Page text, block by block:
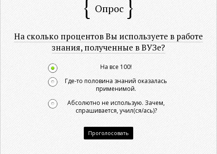
Опрос
На сколько процентов Вы используете в работе
знания, полученные в ВУЗе?
На все 100!
Где-то половина знаний оказалась
применимой.
Абсолютно не использую. Зачем,
спрашивается, учил(ся/ась)?
Проголосовать